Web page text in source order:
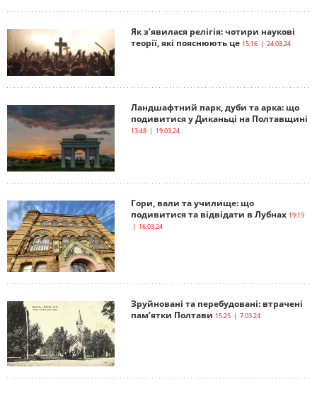
Як з’явилася релігія: чотири наукові
теорії, які пояснюють це 15:16 | 24.03.24
Ландшафтний парк, дуби та арка: що
подивитися у Диканьці на Полтавщині
13:48 | 19.03.24
Гори, вали та училище: що
подивитися та відвідати в Лубнах 19:19
| 16.03.24
Зруйновані та перебудовані: втрачені
пам’ятки Полтави 15:25 | 7.03.24